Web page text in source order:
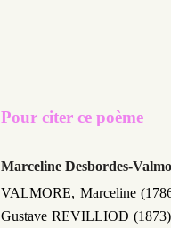
Pour citer ce poème
Marceline Desbordes-
VALMORE, Marceline
Gustave REVILLIOD